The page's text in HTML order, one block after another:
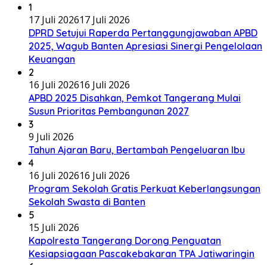
1
17 Juli 202617 Juli 2026
DPRD Setujui Raperda Pertanggungjawaban APBD
2025, Wagub Banten Apresiasi Sinergi Pengelolaan
Keuangan
2
16 Juli 202616 Juli 2026
APBD 2025 Disahkan, Pemkot Tangerang Mulai
Susun Prioritas Pembangunan 2027
3
9 Juli 2026
Tahun Ajaran Baru, Bertambah Pengeluaran Ibu
4
16 Juli 202616 Juli 2026
Program Sekolah Gratis Perkuat Keberlangsungan
Sekolah Swasta di Banten
5
15 Juli 2026
Kapolresta Tangerang Dorong Penguatan
Kesiapsiagaan Pascakebakaran TPA Jatiwaringin